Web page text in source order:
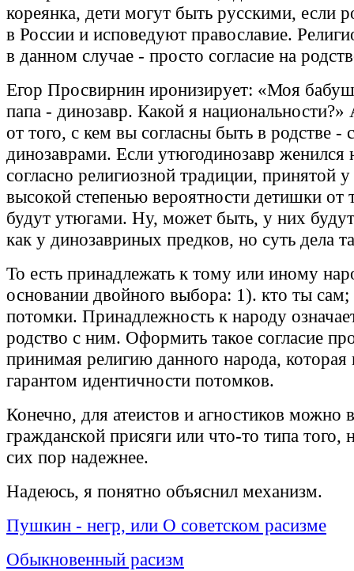
кореянка, дети могут быть русскими, если
в России и исповедуют православие.
в данном случае - просто согласие на
Егор Просвирнин иронизирует: «Моя
папа - динозавр. Какой я национальности?»
от того, с кем вы согласны быть в родстве -
динозаврами. Если утюгодинозавр женился
согласно религиозной традиции, принятой
высокой степенью вероятности детишки от
будут утюгами. Ну, может быть, у них
как у динозавриных предков, но суть дела
То есть принадлежать к тому или иному
основании двойного выбора: 1). кто ты сам;
потомки. Принадлежность к народу
родство с ним. Оформить такое согласие
принимая религию данного народа, которая
гарантом идентичности потомков.
Конечно, для атеистов и агностиков можно
гражданской присяги или что-то типа того,
сих пор надежнее.
Надеюсь, я понятно объяснил механизм.
Пушкин - негр, или О советском расизме
Обыкновенный расизм